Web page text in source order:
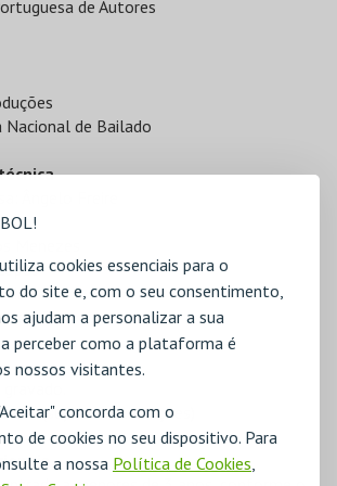
cookies essenciais para o
do site e, com o seu consentimento,
ajudam a personalizar a sua
perceber como a plataforma é
nossos visitantes.
concorda com o
de cookies no seu dispositivo. Para
a nossa Política de Cookies,
de Autores
Nacional de Bailado
Ângelo Freire
Menezes
(sujeita a alterações)